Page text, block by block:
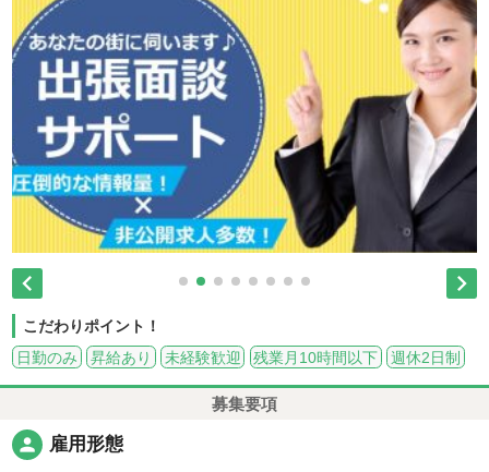
 
こだわりポイント！
日勤のみ
昇給あり 未経験歓迎 残業月10時間以下 週休2日制
募集要項
person 雇用形態